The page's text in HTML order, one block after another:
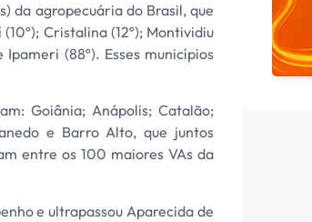
da agropecuária do Brasil, que
Cristalina (12º); Montividiu
Ipameri (88º). Esses municípios
Goiânia; Anápolis; Catalão;
e Barro Alto, que juntos
entre os 100 maiores VAs da
e ultrapassou Aparecida de